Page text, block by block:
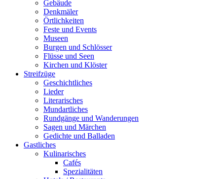
Gebäude
Denkmäler
Örtlichkeiten
Feste und Events
Museen
Burgen und Schlösser
Flüsse und Seen
Kirchen und Klöster
Streifzüge
Geschichtliches
Lieder
Literarisches
Mundartliches
Rundgänge und Wanderungen
Sagen und Märchen
Gedichte und Balladen
Gastliches
Kulinarisches
Cafés
Spezialitäten